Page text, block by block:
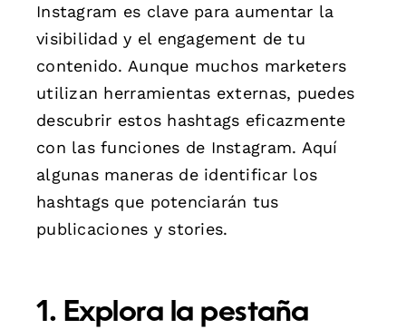
Instagram es clave para aumentar la
visibilidad y el engagement de tu
contenido. Aunque muchos marketers
utilizan herramientas externas, puedes
descubrir estos hashtags eficazmente
con las funciones de Instagram. Aquí
algunas maneras de identificar los
hashtags que potenciarán tus
publicaciones y stories.
1. Explora la pestaña